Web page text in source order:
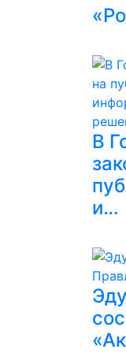
В
и…